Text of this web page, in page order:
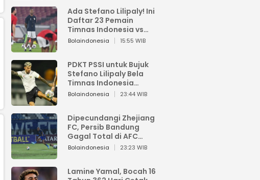
Ada Stefano Lilipaly! Ini
Daftar 23 Pemain
Timnas Indonesia vs
China
Bolaindonesia 15:55 WIB
PDKT PSSI untuk Bujuk
Stefano Lilipaly Bela
Timnas Indonesia
Berakhir Berantakan
Bolaindonesia 23:44 WIB
Dipecundangi Zhejiang
FC, Persib Bandung
Gagal Total di AFC
Champions League Two
Bolaindonesia 23:23 WIB
Lamine Yamal, Bocah 16